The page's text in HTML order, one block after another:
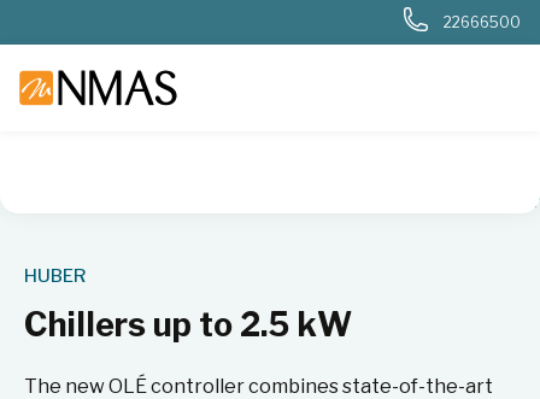
22666500
HUBER
Chillers up to 2.5 kW
The new OLÉ controller combines state-of-the-art